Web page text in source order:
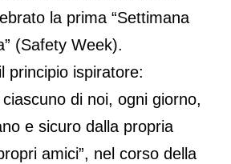
la prima “Settimana
(Safety Week).
principio ispiratore:
di noi, ogni giorno,
e sicuro dalla propria
amici”, nel corso della